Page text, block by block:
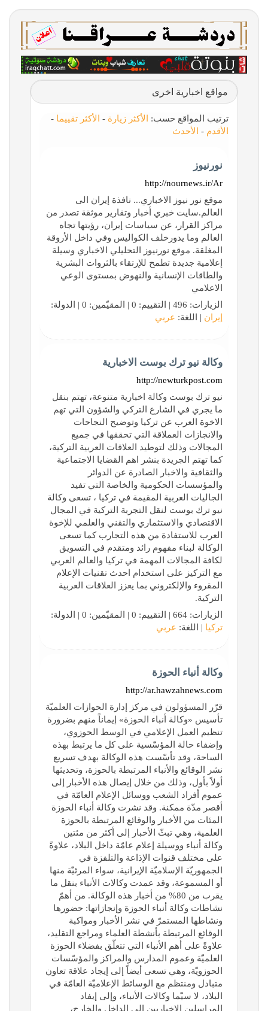
مواقع اخبارية اخرى
ترتيب المواقع حسب: الأكثر زيارة - الأكثر تقييما -
الأقدم - الأحدث
نورنیوز
http://nournews.ir/Ar
موقع نور نيوز الاخباري... نافذة إيران الى
العالم.سايت خبري أخبار وتقارير موثقة تصدر من
مراكز القرار، عن سياسات إيران، رؤيتها تجاه
العالم وما يدورخلف الكواليس وفي داخل الأروقة
المغلقة. موقع نورنيوز التحليلي الاخباري وسيلة
إعلامية جديدة تطمح للإرتقاء بالثروات البشرية
والطاقات الإنسانية والنهوض بمستوى الوعي
الاعلامي
الزيارات: 496 | التقييم: 0 | المقيّمين: 0 | الدولة:
إيران | اللغة: عربي
وكالة نيو ترك بوست الاخبارية
http://newturkpost.com
نيو ترك بوست وكالة اخبارية متنوعة، تهتم بنقل
ما يجري في الشارع التركي والشؤون التي تهم
الاخوة العرب عن تركيا وتوضيح النجاحات
والانجازات العملاقة التي تحققها في جميع
المجالات وذلك لتوطيد العلاقات العربية التركية،
كما تهتم الجريدة بنشر اهم القضايا الاجتماعية
والثقافية والاخبار الصادرة عن الدوائر
والمؤسسات الحكومية والخاصة التي تفيد
الجاليات العربية المقيمة في تركيا ، تسعى وكالة
نيو ترك بوست لنقل التجربة التركية في المجال
الاقتصادي والاستثماري والتقني والعلمي للإخوة
العرب للاستفادة من هذه التجارب كما تسعى
الوكالة لبناء مفهوم رائد ومتقدم في التسويق
لكافة المجالات المهمة في تركيا والعالم العربي
مع التركيز على استخدام احدث تقنيات الإعلام
المقروء والإلكتروني بما يعزز العلاقات العربية
التركية.
الزيارات: 664 | التقييم: 0 | المقيّمين: 0 | الدولة:
تركيا | اللغة: عربي
وكالة أنباء الحوزة
http://ar.hawzahnews.com
قرّر المسؤولون في مركز إدارة الحوازات العلميّة
تأسيس «وكالة أنباء الحوزة» إيماناً منهم بضرورة
تنظيم العمل الإعلامي في الوسط الحوزوي،
وإضفاء حالة المؤسّسية على كل ما يرتبط بهذه
الساحة، وقد تأسّست هذه الوكالة بهدف تسريع
نشر الوقائع والأنباء المرتبطة بالحوزة، وتحديثها
أولاً بأول، وذلك من خلال إيصال هذه الأخبار إلى
عموم أفراد الشعب ووسائل الإعلام العامّة في
أقصر مدّة ممكنة. وقد نشرت وكالة أنباء الحوزة
المئات من الأخبار والوقائع المرتبطة بالحوزة
العلمية، وهي تبثّ الأخبار إلى أكثر من مئتين
وكالة أنباء ووسيلة إعلام عامّة داخل البلاد، علاوةً
على مختلف قنوات الإذاعة والتلفزة في
الجمهوريّة الإسلاميّة الإيرانية، سواء المرئيّة منها
أو المسموعة، وقد عمدت وكالات الأنباء بنقل ما
يقرب من 80% من أخبار هذه الوكالة. من أهمّ
نشاطات وكالة أنباء الحوزة وإنجازاتها: حضورها
ونشاطها المستمرّ في نشر الأخبار ومواكبة
الوقائع المرتبطة بأنشطة العلماء ومراجع التقليد،
علاوةً على أهم الأنباء التي تتعلّق بفضلاء الحوزة
العلميّة وعموم المدارس والمراكز والمؤسّسات
الحوزويّة، وهي تسعى أيضاً إلى إيجاد علاقة تعاون
متبادل ومنتظم مع الوسائط الإعلاميّة العامّة في
البلاد، لا سيّما وكالات الأنباء، وإلى إيفاد
المراسلين الإخباريين إلى الداخل والخارج،